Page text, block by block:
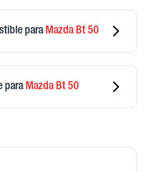
para MazdaBt 50
para MazdaBt 50